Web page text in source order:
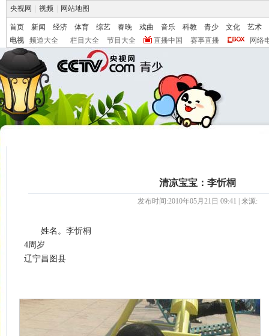
央视网 视频 网站地图
首页 新闻 经济 体育 综艺 春晚 戏曲 音乐 科教 青少 文化
艺术
电视
频道大全 栏目大全 节目大全 直播中国 赛事直播 网络
清凉宝宝：李忻桐
发布时间:2010年05月21日 09:41 | 来源:
姓名。李忻桐
4周岁
辽宁昌图县